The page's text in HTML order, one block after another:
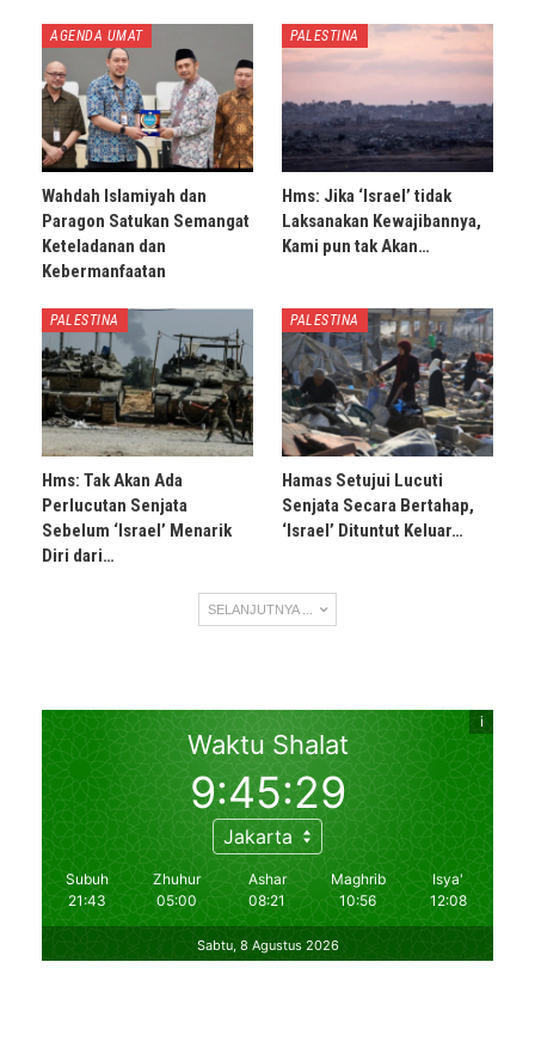
AGENDA UMAT
Wahdah Islamiyah dan
Paragon Satukan Semangat
Keteladanan dan
Kebermanfaatan
PALESTINA
Hms: Jika ‘Israel’ tidak
Laksanakan Kewajibannya,
Kami pun tak Akan…
PALESTINA
Hms: Tak Akan Ada
Perlucutan Senjata
Sebelum ‘Israel’ Menarik
Diri dari…
PALESTINA
Hamas Setujui Lucuti
Senjata Secara Bertahap,
‘Israel’ Dituntut Keluar…
SELANJUTNYA ...